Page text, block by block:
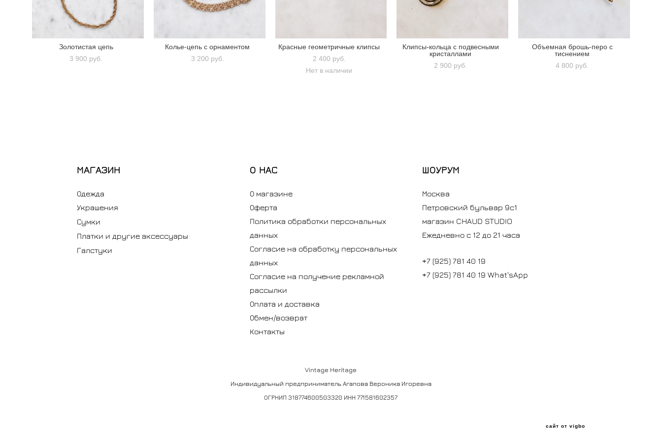
Золотистая цепь
3 900 pуб.
Колье-цепь с орнаментом
3 200 pуб.
Красные геометричные клипсы
2 400 pуб.
Нет в наличии
Клипсы-кольца с подвесными
кристаллами
2 900 pуб.
Объемная брошь-перо с
тиснением
4 800 pуб.
МАГАЗИН
Одежда
Украшения
Сумки
Платки и другие аксессуары
Галстуки
О НАС
О магазине
Оферта
Политика обработки персональных
данных
Согласие на обработку персональных
данных
Согласие на получение рекламной
рассылки
Оплата и доставка
Обмен/возврат
Контакты
ШОУРУМ
Москва
Петровский бульвар 9с1
магазин CHAUD STUDIO
Ежедневно с 12 до 21 часа
+7 (925) 781 40 19
+7 (925) 781 40 19 What'sApp
Vintage Heritage
Индивидуальный предприниматель Агапова Вероника Игоревна
ОГРНИП 318774600503320 ИНН 771581602357
сайт от vigbo